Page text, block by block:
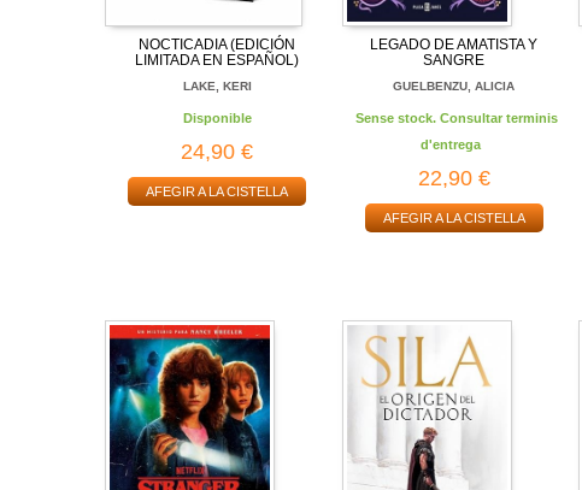
NOCTICADIA (EDICIÓN
LIMITADA EN ESPAÑOL)
LAKE, KERI
Disponible
24,90 €
AFEGIR A LA CISTELLA
LEGADO DE AMATISTA Y
SANGRE
GUELBENZU, ALICIA
Sense stock. Consultar terminis
d'entrega
22,90 €
AFEGIR A LA CISTELLA